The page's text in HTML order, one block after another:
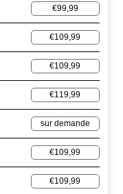
€99,99
€109,99
€109,99
€119,99
sur demande
€109,99
€109,99